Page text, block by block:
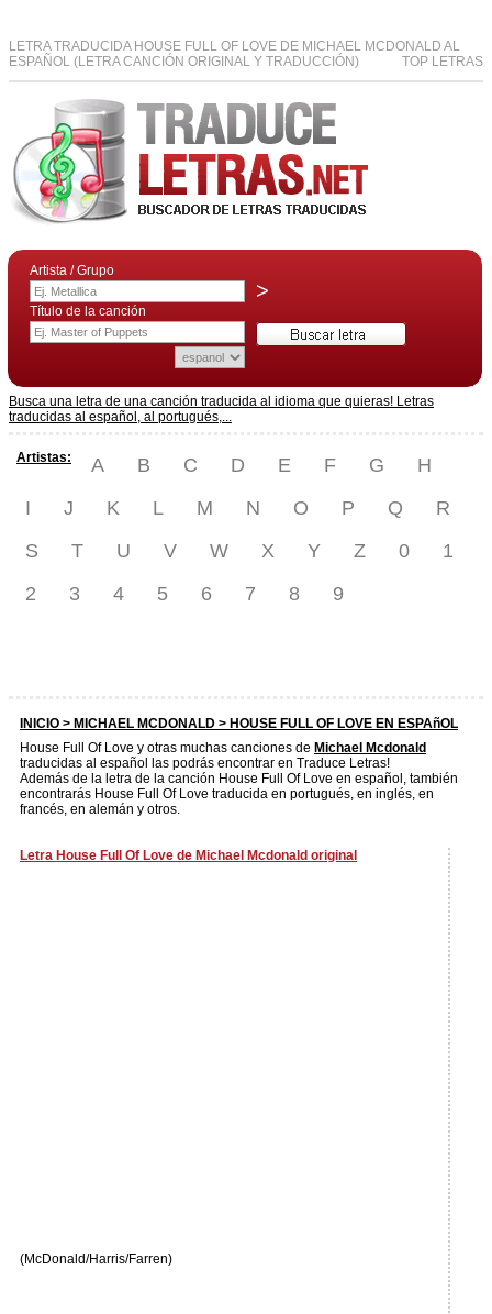
LETRA TRADUCIDA HOUSE FULL OF LOVE DE MICHAEL MCDONALD AL
ESPAÑOL (LETRA CANCIÓN ORIGINAL Y TRADUCCIÓN)
TOP LETRAS
Artista / Grupo
>
Título de la canción
Busca una letra de una canción traducida al idioma que quieras! Letras
traducidas al español, al portugués,...
Artistas: A B C D E F G
H
I
J K L M N O P Q
R
S
T U V W X Y Z 0
1
2
3 4 5 6 7 8 9
INICIO > MICHAEL MCDONALD > HOUSE FULL OF LOVE EN ESPAñOL
House Full Of Love y otras muchas canciones de Michael Mcdonald
traducidas al español las podrás encontrar en Traduce Letras!
Además de la letra de la canción House Full Of Love en español, también
encontrarás House Full Of Love traducida en portugués, en inglés, en
francés, en alemán y otros.
Letra House Full Of Love de Michael Mcdonald original
(McDonald/Harris/Farren)